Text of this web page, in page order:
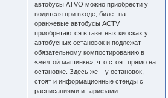
автобусы ATVO можно приобрести у
водителя при входе, билет на
оранжевые автобусы ACTV
приобретаются в газетных киосках у
автобусных остановок и подлежат
обязательному компостированию в
«желтой машинке», что стоят прямо на
остановке. Здесь же – у остановок,
стоят и информационные стенды с
расписаниями и тарифами.